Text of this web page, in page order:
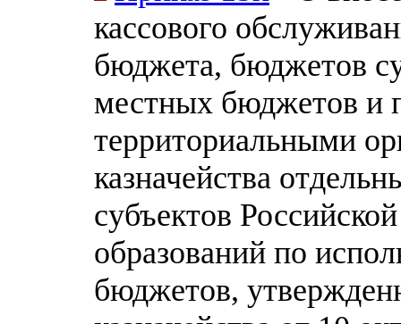
кассового
бюджета, бюджетов
местных бюджетов и
территориальными
казначейства
субъектов
образований по
бюджетов,